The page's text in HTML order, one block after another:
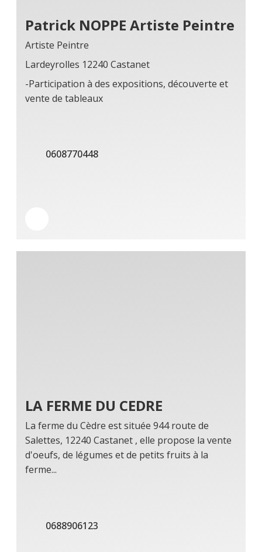
Patrick NOPPE Artiste Peintre
Artiste Peintre
Lardeyrolles 12240 Castanet
-Participation à des expositions, découverte et
vente de tableaux
0608770448
LA FERME DU CEDRE
La ferme du Cèdre est située 944 route de
Salettes, 12240 Castanet , elle propose la vente
d'oeufs, de légumes et de petits fruits à la
ferme...
0688906123